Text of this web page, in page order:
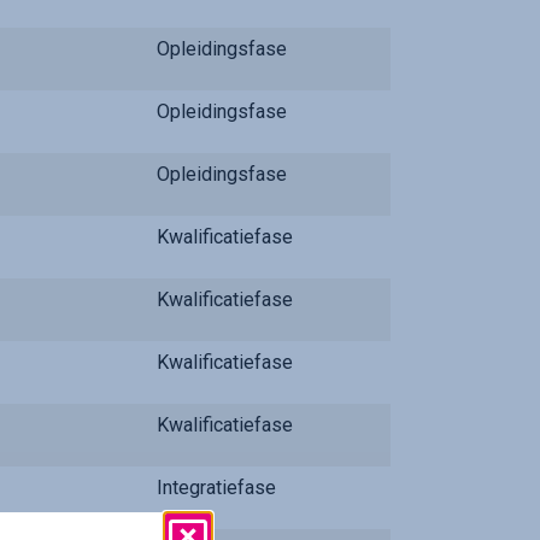
Opleidingsfase
Opleidingsfase
Opleidingsfase
Kwalificatiefase
Kwalificatiefase
Kwalificatiefase
Kwalificatiefase
Integratiefase